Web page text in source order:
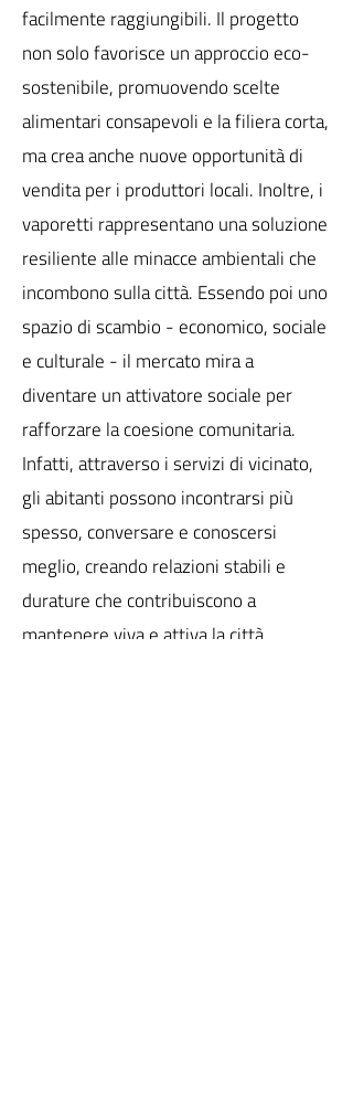
facilmente raggiungibili. Il progetto
non solo favorisce un approccio eco-
sostenibile, promuovendo scelte
alimentari consapevoli e la filiera corta,
ma crea anche nuove opportunità di
vendita per i produttori locali. Inoltre, i
vaporetti rappresentano una soluzione
resiliente alle minacce ambientali che
incombono sulla città. Essendo poi uno
spazio di scambio - economico, sociale
e culturale - il mercato mira a
diventare un attivatore sociale per
rafforzare la coesione comunitaria.
Infatti, attraverso i servizi di vicinato,
gli abitanti possono incontrarsi più
spesso, conversare e conoscersi
meglio, creando relazioni stabili e
durature che contribuiscono a
mantenere viva e attiva la città.